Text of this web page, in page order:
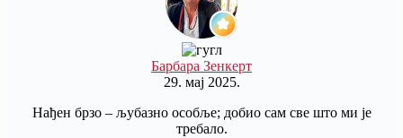
Барбара Зенкерт
29. мај 2025.
Нађен брзо – љубазно особље; добио сам све што ми је
требало.